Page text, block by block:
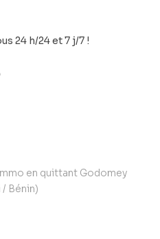
24 h/24 et 7 j/7 !
en quittant Godomey
Bénin)